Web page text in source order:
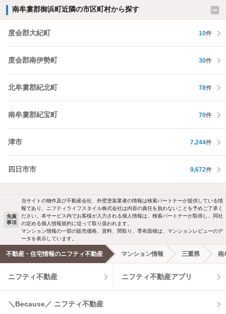
南牟婁郡御浜町近隣の市区町村から探す
度会郡大紀町 10件
度会郡南伊勢町 30件
北牟婁郡紀北町 78件
南牟婁郡紀宝町 70件
津市 7,244件
四日市市 9,672件
免責
事項
当サイトの物件及び不動産会社、外壁塗装業者の情報は検索パートナーが提供している情
報であり、ニフティライフスタイル株式会社は内容の責任を負わないことを予めご了承く
ださい。本サービス内でお客様が入力される個人情報は、検索パートナーが取得し、同社
の定める個人情報規約に従って取り扱われます。
マンション情報の一部の販売価格、賃料、間取り、専有面積は、マンションレビューのデ
ータを表示しています。
不動産・住宅情報のニフティ不動産 マンション情報 三重県 南
ニフティ不動産 ニフティ不動産アプリ
＼Because／ ニフティ不動産